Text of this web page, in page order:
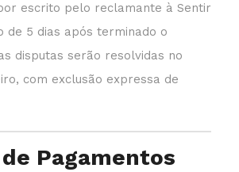
escrito pelo reclamante à Sentir
de 5 dias após terminado o
disputas serão resolvidas no
com exclusão expressa de
Pagamentos